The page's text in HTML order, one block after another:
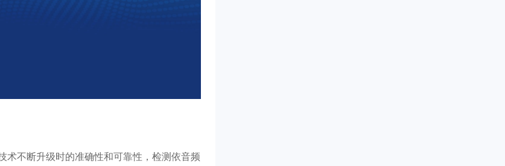
术不断升级时的准确性和可靠性，检测依音频